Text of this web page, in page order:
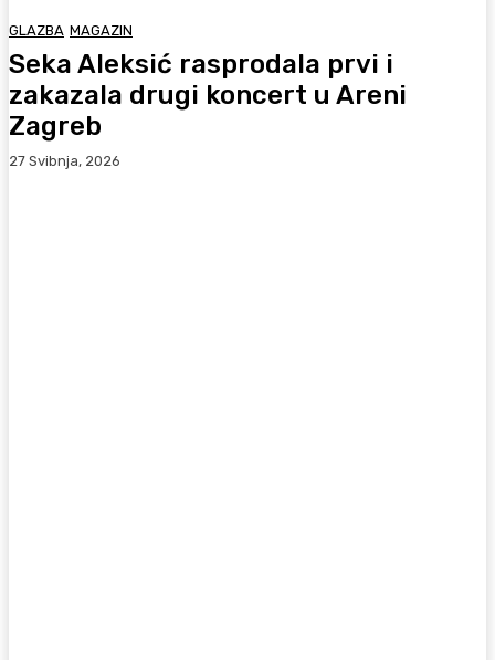
GLAZBA MAGAZIN
Seka Aleksić rasprodala prvi i
zakazala drugi koncert u Areni
Zagreb
27 Svibnja, 2026